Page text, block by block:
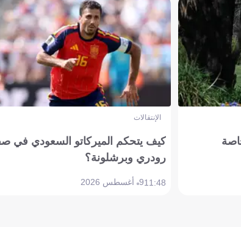
الإنتقالات
كيف يتحكم الميركاتو السعودي في
رودري وبرشلونة؟
11:489 أغسطس 2026